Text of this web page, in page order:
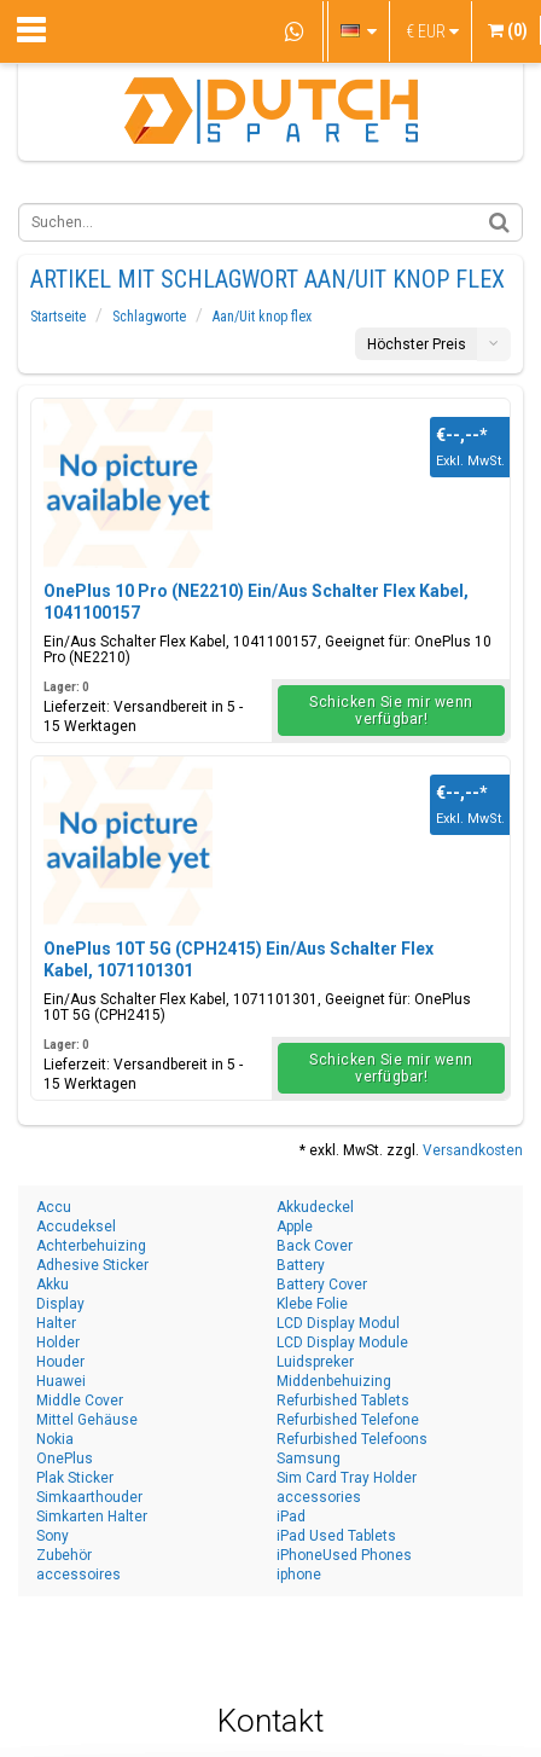
€ EUR (0)
ARTIKEL MIT SCHLAGWORT AAN/UIT KNOP FLEX
Startseite Schlagworte
Aan/Uit knop flex
Höchster Preis
OnePlus 10 Pro (NE2210) Ein/Aus Schalter Flex Kabel,
1041100157
Ein/Aus Schalter Flex Kabel, 1041100157, Geeignet für: OnePlus 10
Pro (NE2210)
€--,--*
Exkl. MwSt.
Lager: 0
Lieferzeit: Versandbereit in 5 -
15 Werktagen
Schicken Sie mir wenn
verfügbar!
OnePlus 10T 5G (CPH2415) Ein/Aus Schalter Flex
Kabel, 1071101301
Ein/Aus Schalter Flex Kabel, 1071101301, Geeignet für: OnePlus
10T 5G (CPH2415)
€--,--*
Exkl. MwSt.
Lager: 0
Lieferzeit: Versandbereit in 5 -
15 Werktagen
Schicken Sie mir wenn
verfügbar!
* exkl. MwSt. zzgl. Versandkosten
Accu
Accudeksel
Achterbehuizing
Adhesive Sticker
Akku
Akkudeckel
Apple
Back Cover
Battery
Battery Cover
Display
Halter
Holder
Houder
Huawei
Klebe Folie
LCD Display Modul
LCD Display Module
Luidspreker
Middenbehuizing
Middle Cover
Mittel Gehäuse
Nokia
OnePlus
Plak Sticker
Refurbished Tablets
Refurbished Telefone
Refurbished Telefoons
Samsung
Sim Card Tray Holder
Simkaarthouder
Simkarten Halter
Sony
Zubehör
accessoires
accessories
iPad
iPad Used Tablets
iPhoneUsed Phones
iphone
Kontakt